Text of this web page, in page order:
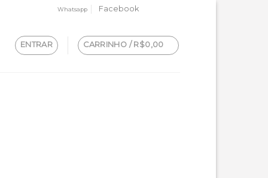
Whatsapp Facebook
ENTRAR CARRINHO / R$0,00